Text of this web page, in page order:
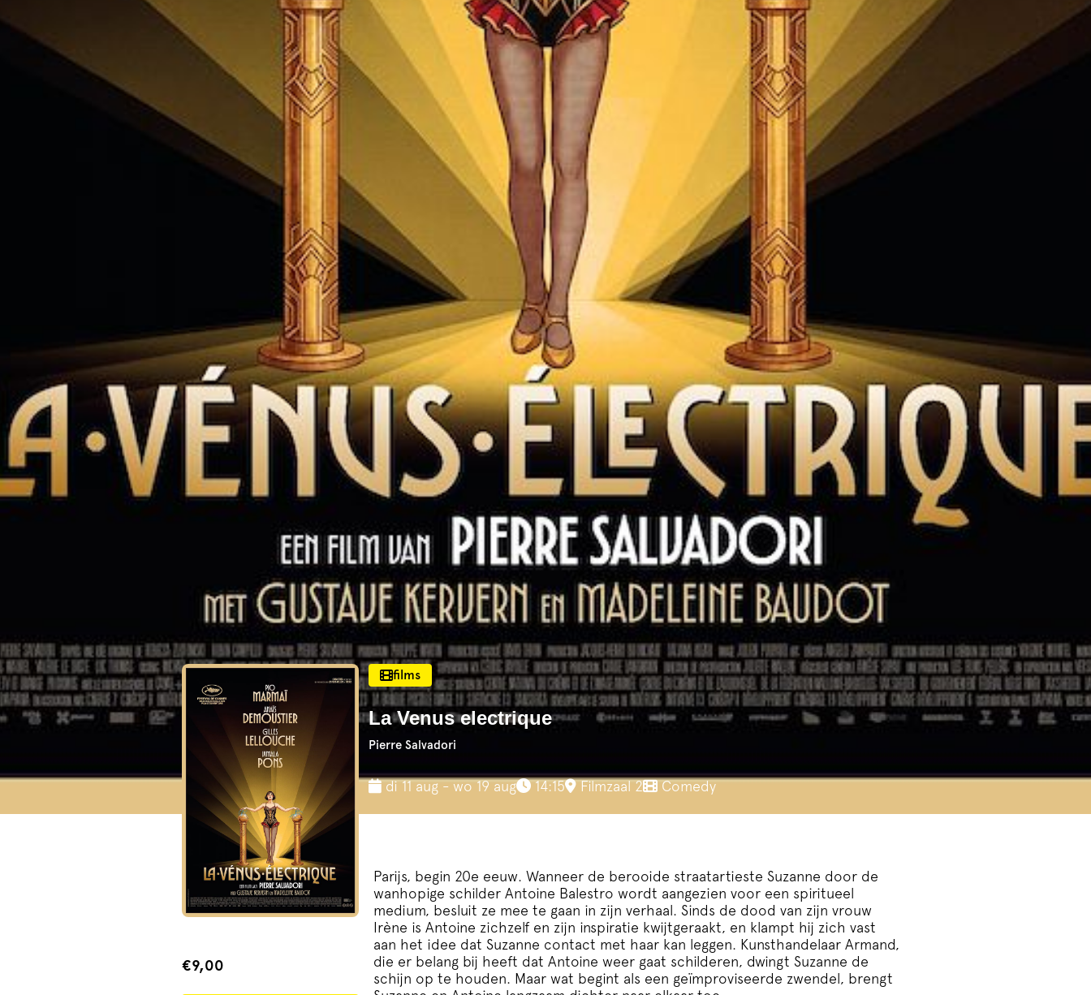
€9,00
films
La Venus electrique
Pierre Salvadori
di 11 aug - wo 19 aug 14:15 Filmzaal 2 Comedy
Parijs, begin 20e eeuw. Wanneer de berooide straatartieste Suzanne door de
wanhopige schilder Antoine Balestro wordt aangezien voor een spiritueel
medium, besluit ze mee te gaan in zijn verhaal. Sinds de dood van zijn vrouw
Irène is Antoine zichzelf en zijn inspiratie kwijtgeraakt, en klampt hij zich vast
aan het idee dat Suzanne contact met haar kan leggen. Kunsthandelaar Armand,
die er belang bij heeft dat Antoine weer gaat schilderen, dwingt Suzanne de
schijn op te houden. Maar wat begint als een geïmproviseerde zwendel, brengt